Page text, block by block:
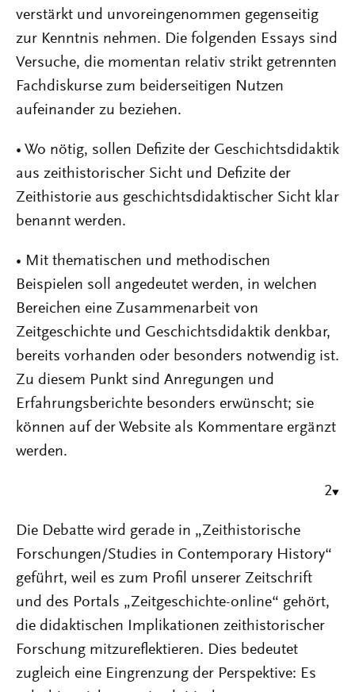
verstärkt und unvoreingenommen gegenseitig
zur Kenntnis nehmen. Die folgenden Essays sind
Versuche, die momentan relativ strikt getrennten
Fachdiskurse zum beiderseitigen Nutzen
aufeinander zu beziehen.
• Wo nötig, sollen Defizite der Geschichtsdidaktik
aus zeithistorischer Sicht und Defizite der
Zeithistorie aus geschichtsdidaktischer Sicht klar
benannt werden.
• Mit thematischen und methodischen
Beispielen soll angedeutet werden, in welchen
Bereichen eine Zusammenarbeit von
Zeitgeschichte und Geschichtsdidaktik denkbar,
bereits vorhanden oder besonders notwendig ist.
Zu diesem Punkt sind Anregungen und
Erfahrungsberichte besonders erwünscht; sie
können auf der Website als Kommentare ergänzt
werden.
2
Die Debatte wird gerade in „Zeithistorische
Forschungen/Studies in Contemporary History“
geführt, weil es zum Profil unserer Zeitschrift
und des Portals „Zeitgeschichte-online“ gehört,
die didaktischen Implikationen zeithistorischer
Forschung mitzureflektieren. Dies bedeutet
zugleich eine Eingrenzung der Perspektive: Es